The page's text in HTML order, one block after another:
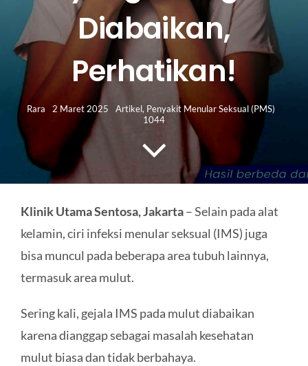
HUBUNGI KAMI
Search
for:
Diabaikan,
Perhatikan!
Rara 2 Maret 2025 Artikel, Penyakit Menular Seksual (PMS)
1044
Klinik Utama Sentosa, Jakarta– Selain pada alat
kelamin, ciri infeksi menular seksual (IMS) juga
bisa muncul pada beberapa area tubuh lainnya,
termasuk area mulut.
Sering kali, gejala IMS pada mulut diabaikan
karena dianggap sebagai masalah kesehatan
mulut biasa dan tidak berbahaya.